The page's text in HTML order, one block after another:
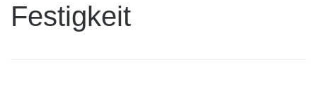
Festigkeit